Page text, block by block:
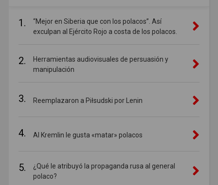
1.
“Mejor en Siberia que con los polacos”. Así
exculpan al Ejército Rojo a costa de los polacos.
2.
Herramientas audiovisuales de persuasión y
manipulación
3. Reemplazaron a Piłsudski por Lenin
4. Al Kremlin le gusta «matar» polacos
5.
¿Qué le atribuyó la propaganda rusa al general
polaco?